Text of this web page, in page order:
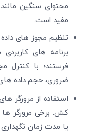
محتوای سنگین
مفید است.
تنظیم مجوز های داده
برنامه های
‌فرستند؛ با
ضروری، حجم داده‌
استفاده از مرورگر
کش. برخی مرورگر
یا مدت زمان نگهداری